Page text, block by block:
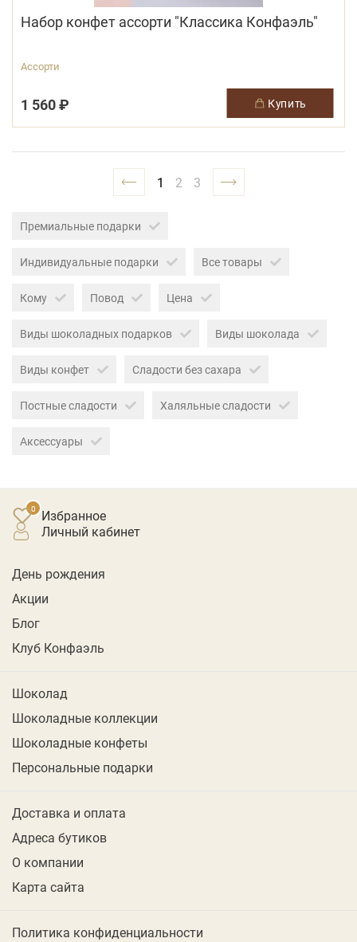
Набор конфет ассорти "Классика Конфаэль"
Ассорти
1 560 ₽ купить
1 2 3
Премиальные подарки
Индивидуальные подарки Все товары
Кому Повод Цена
Виды шоколадных подарков Виды шоколада
Виды конфет Сладости без сахара
Постные сладости Халяльные сладости
Аксессуары
Избранное
личный кабинет
День рождения
Акции
Блог
Клуб Конфаэль
Шоколад
Шоколадные коллекции
Шоколадные конфеты
Персональные подарки
Доставка и оплата
Адреса бутиков
О компании
Карта сайта
Политика конфиденциальности